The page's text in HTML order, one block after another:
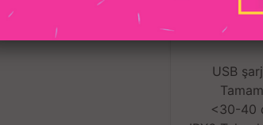
USB
<30-40